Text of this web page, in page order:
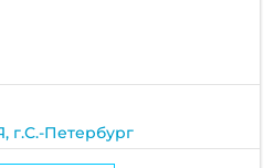
Петербург